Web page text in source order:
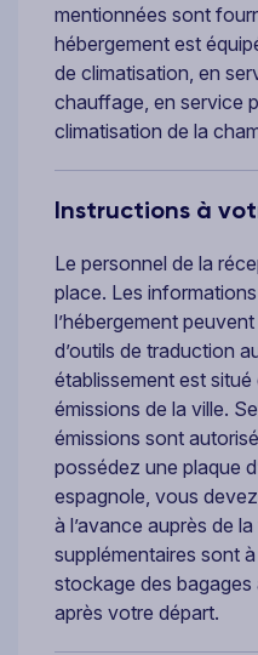
mentionnées sont
hébergement est
de climatisation, en
chauffage, en service
climatisation de la
Instructions à
Le personnel de la
place. Les
l’hébergement
d’outils de traduction
établissement est
émissions de la ville.
émissions sont
possédez une plaque
espagnole, vous
à l’avance auprès de
supplémentaires sont
stockage des
après votre départ.